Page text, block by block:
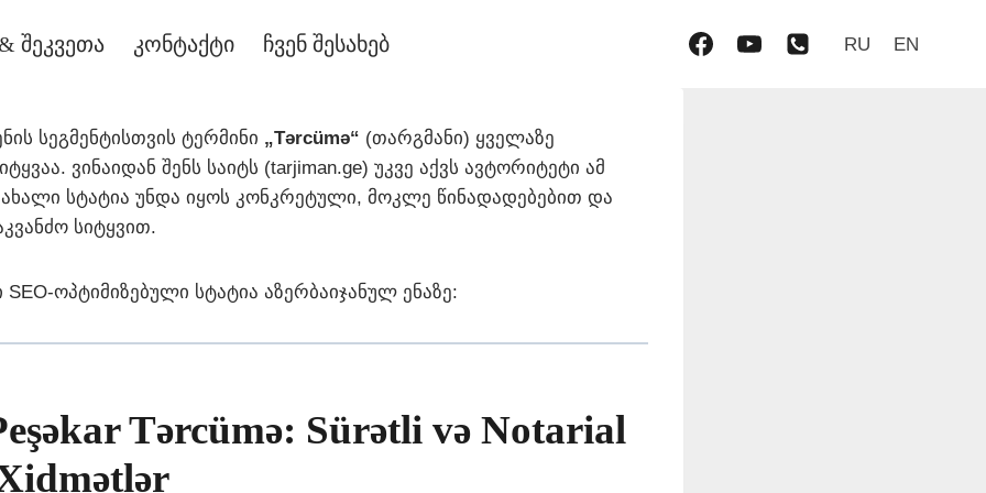
შეკვეთა კონტაქტი ჩვენ შესახებ RU EN
სეგმენტისთვის ტერმინი „Tərcümə“ (თარგმანი) ყველაზე
ვინაიდან შენს საიტს (tarjiman.ge) უკვე აქვს ავტორიტეტი ამ
სტატია უნდა იყოს კონკრეტული, მოკლე წინადადებებით და
სიტყვით.
SEO-ოპტიმიზებული სტატია აზერბაიჯანულ ენაზე:
Tərcümə: Sürətli və Notarial